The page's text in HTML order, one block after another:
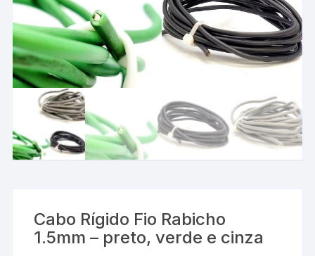
Cabo Rígido Fio Rabicho
1.5mm – preto, verde e cinza